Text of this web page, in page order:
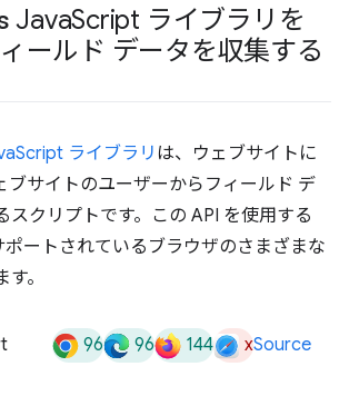
JavaScript ライブラリを
ールド データを収集する
ライブラリ は、ウェブサイトに
ブサイトのユーザーからフィールド デ
スクリプトです。この API を使用する
ポートされているブラウザのさまざまな
。
96 96 144 xSource